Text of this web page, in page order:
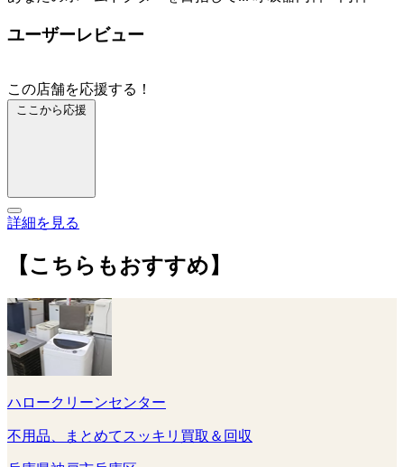
ユーザーレビュー
この店舗を応援する！
ここから応援
詳細を見る
【こちらもおすすめ】
ハロークリーンセンター
不用品、まとめてスッキリ買取＆回収